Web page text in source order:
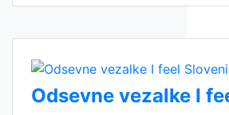
Odsevne vezalke I